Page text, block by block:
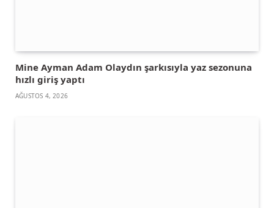
Mine Ayman Adam Olaydın şarkısıyla yaz sezonuna
hızlı giriş yaptı
AĞUSTOS 4, 2026